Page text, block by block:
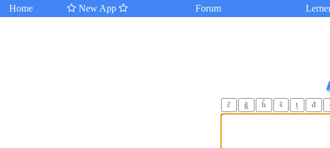
Home New App Forum
ĉ ğ ĥ ŝ ț đ